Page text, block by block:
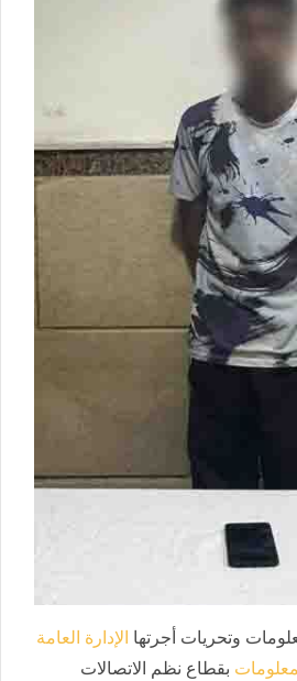
وتحريات أجرتها الإدارة العامة
بقطاع نظم الاتصالات